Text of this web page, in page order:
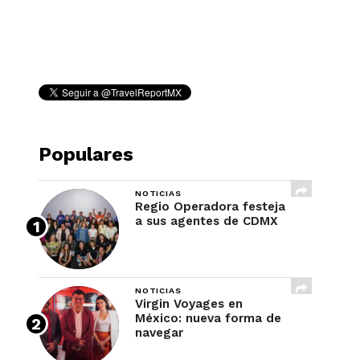
Populares
NOTICIAS
Regio Operadora festeja
a sus agentes de CDMX
NOTICIAS
Virgin Voyages en
México: nueva forma de
navegar